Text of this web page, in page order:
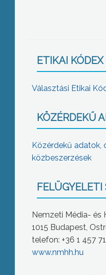
ETIKAI KÓDEX
Választási Etikai
KÖZÉRDEKŰ
Közérdekű adatok,
közbeszerzések
Nemzeti Média- és
1015 Budapest,
telefon: +36 1 457
www.nmhh.hu